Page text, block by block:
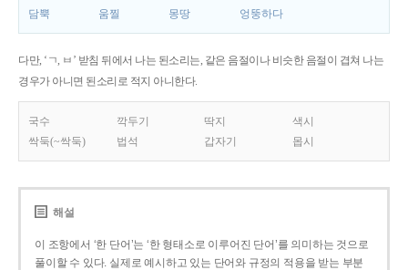
담뿍
움찔 몽땅 엉뚱하다
다만, ‘ㄱ, ㅂ’ 받침 뒤에서 나는 된소리는, 같은 음절이나 비슷한 음절이 겹쳐 나는
경우가 아니면 된소리로 적지 아니한다.
국수 깍두기 딱지
색시
싹둑(~싹둑)
법석 갑자기 몹시
해설
이 조항에서 ‘한 단어’는 ‘한 형태소로 이루어진 단어’를 의미하는 것으로
풀이할 수 있다. 실제로 예시하고 있는 단어와 규정의 적용을 받는 부분